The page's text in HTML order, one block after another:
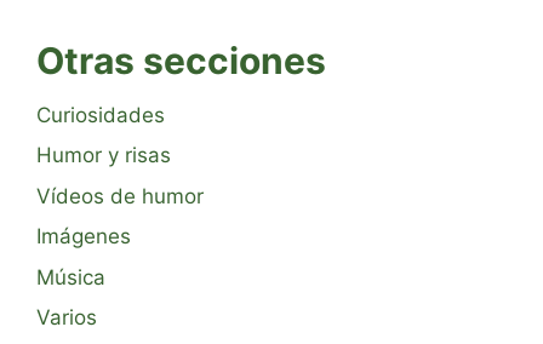
Otras secciones
Curiosidades
Humor y risas
Vídeos de humor
Imágenes
Música
Varios